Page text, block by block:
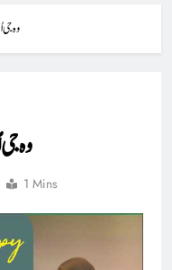
وہ
وہ
1 Mins